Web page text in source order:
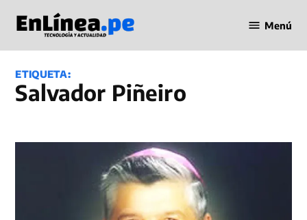
contenido
en Línea
Menú
ETIQUETA:
Salvador Piñeiro